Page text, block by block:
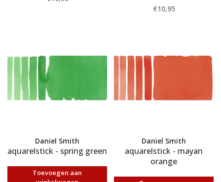
€10,95
Daniel Smith
aquarelstick - spring green
Toevoegen aan
Daniel Smith
aquarelstick - mayan
orange